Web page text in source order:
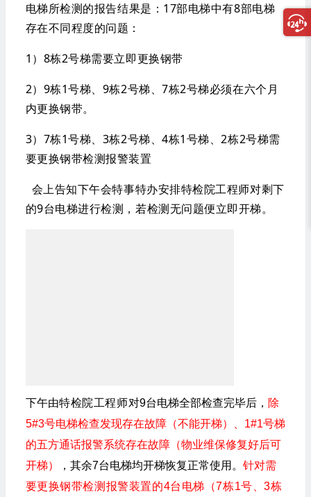
电梯所检测的报告结果是：17部电梯中有8部电梯
存在不同程度的问题：
1）8栋2号梯需要立即更换钢带
2）9栋1号梯、9栋2号梯、7栋2号梯必须在六个月
内更换钢带。
3）7栋1号梯、3栋2号梯、4栋1号梯、2栋2号梯需
要更换钢带检测报警装置
会上告知下午会特事特办安排特检院工程师对剩下
的9台电梯进行检测，若检测无问题便立即开梯。
下午由特检院工程师对9台电梯全部检查完毕后， 除
5#3号电梯检查发现存在故障（不能开梯）、1#1号梯
的五方通话报警系统存在故障（物业维保修复好后可
开梯）
，其余7台电梯均开梯恢复正常使用。 针对需
要更换钢带检测报警装置的4台电梯（7栋1号、3栋